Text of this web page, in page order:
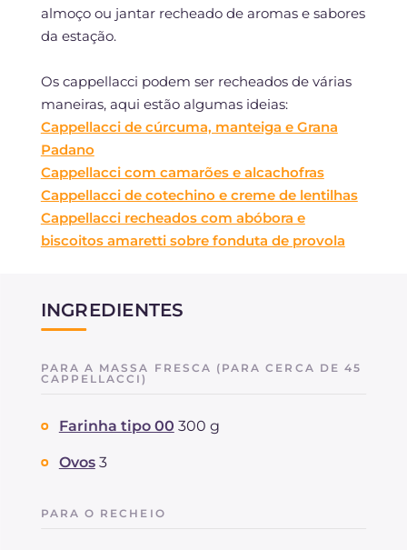
almoço ou jantar recheado de aromas e sabores
da estação.
Os cappellacci podem ser recheados de várias
maneiras, aqui estão algumas ideias:
Cappellacci de cúrcuma, manteiga e Grana
Padano
Cappellacci com camarões e alcachofras
Cappellacci de cotechino e creme de lentilhas
Cappellacci recheados com abóbora e
biscoitos amaretti sobre fonduta de provola
INGREDIENTES
PARA A MASSA FRESCA (PARA CERCA DE 45
CAPPELLACCI)
Farinha tipo 00 300 g
Ovos 3
PARA O RECHEIO